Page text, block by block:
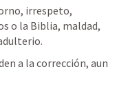
irrespeto,
o la Biblia, maldad,
a la corrección, aun